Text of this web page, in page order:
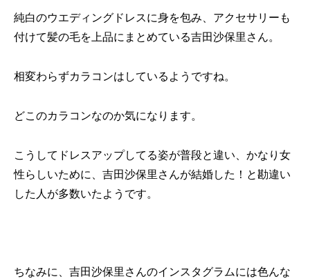
純白のウエディングドレスに身を包み、アクセサリーも
付けて髪の毛を上品にまとめている吉田沙保里さん。
相変わらずカラコンはしているようですね。
どこのカラコンなのか気になります。
こうしてドレスアップしてる姿が普段と違い、かなり女
性らしいために、吉田沙保里さんが結婚した！と勘違い
した人が多数いたようです。
ちなみに、吉田沙保里さんのインスタグラムには色んな